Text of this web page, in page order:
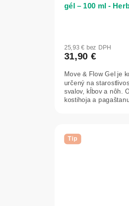
gél – 100 ml -
produktu
je
5
hviezdičiek.
25,93 € bez DPH
31,90 €
Move & Flow Gel je
určený na
svalov, kĺbov a nôh.
kostihoja a
Tip